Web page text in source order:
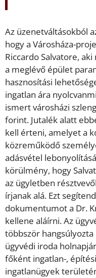
Az üzenetváltásokból
hogy a Városháza-
Riccardo Salvatore,
a meglévő épület
hasznosítási
ingatlan ára
ismert városházi
forint. Jutalék alatt
kell érteni, amelyet a
közreműködő
adásvétel
körülmény, hogy
az ügyletben
írjanak alá. Ezt
dokumentumot a Dr.
kellene aláírni. Az
többször
ügyvédi iroda
főként ingatlan-,
ingatlanügyek